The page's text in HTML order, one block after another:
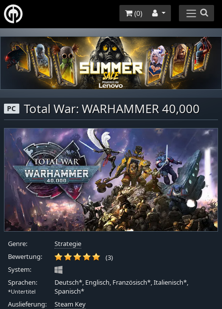
(0)
PC Total War: WARHAMMER 40,000
Genre:
Strategie
Bewertung:
(3)
System:
Sprachen:
*Untertitel
Deutsch*, Englisch, Französisch*, Italienisch*,
Spanisch*
Auslieferung:
Steam Key